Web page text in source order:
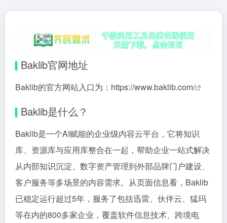
Baklib官网地址
Baklib的官方网站入口为： https://www.baklib.com/
Baklib是什么？
Baklib是一个AI赋能的企业级内容云平台，它将知识
库、资源库与应用库整合在一起，帮助企业一站式解决
从内部知识沉淀、数字资产管理到外部品牌门户建设、
客户服务等多场景的内容需求。从页面信息看，Baklib
已稳定运行超过5年，服务了包括迅雷、伙伴云、猛玛
等在内的800多家企业，覆盖软件信息技术、跨境电